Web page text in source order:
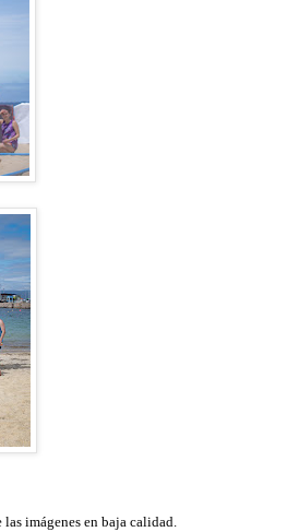
las imágenes en baja calidad.